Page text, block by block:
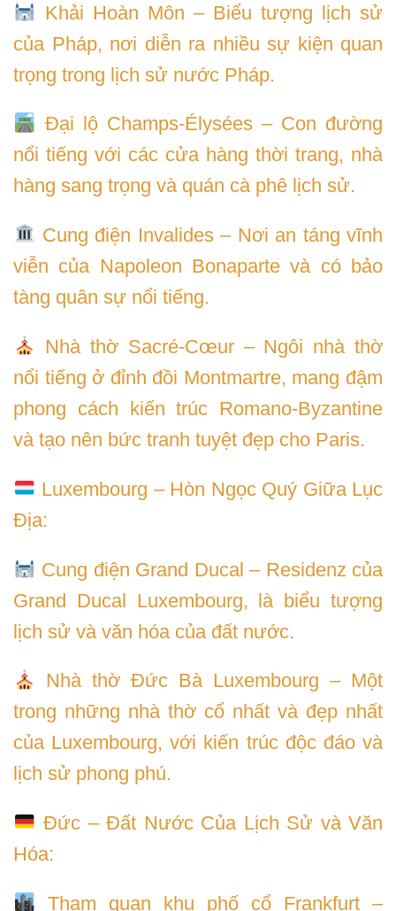
Khải Hoàn Môn – Biểu tượng lịch sử
của Pháp, nơi diễn ra nhiều sự kiện quan
trọng trong lịch sử nước Pháp.
Đại lộ Champs-Élysées – Con đường
nổi tiếng với các cửa hàng thời trang, nhà
hàng sang trọng và quán cà phê lịch sử.
Cung điện Invalides – Nơi an táng vĩnh
viễn của Napoleon Bonaparte và có bảo
tàng quân sự nổi tiếng.
Nhà thờ Sacré-Cœur – Ngôi nhà thờ
nổi tiếng ở đỉnh đồi Montmartre, mang đậm
phong cách kiến trúc Romano-Byzantine
và tạo nên bức tranh tuyệt đẹp cho Paris.
Luxembourg – Hòn Ngọc Quý Giữa Lục
Địa:
Cung điện Grand Ducal – Residenz của
Grand Ducal Luxembourg, là biểu tượng
lịch sử và văn hóa của đất nước.
Nhà thờ Đức Bà Luxembourg – Một
trong những nhà thờ cổ nhất và đẹp nhất
của Luxembourg, với kiến trúc độc đáo và
lịch sử phong phú.
Đức – Đất Nước Của Lịch Sử và Văn
Hóa:
Tham quan khu phố cổ Frankfurt –